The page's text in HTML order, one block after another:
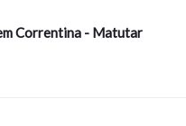
Correntina - Matutar